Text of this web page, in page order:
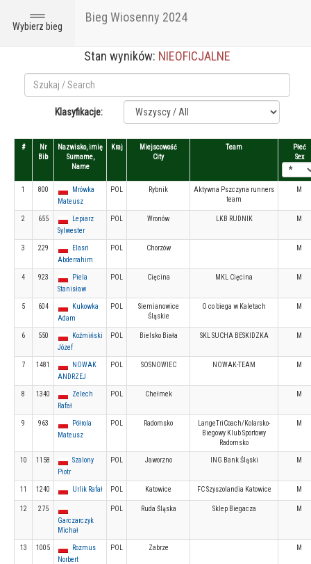
Toggle
navigation
Wybierz bieg
Bieg Wiosenny 2024
Stan wyników: NIEOFICJALNE
Klasyfikacje:
#
Nr
Bib
Nazwisko, imię
Surname,
Name
Kraj
Miejscowość
City
Team
Płeć
Sex
1 800
Mrówka
Mateusz
POL Rybnik
Aktywna Pszczyna runners
team
M
2 655
Lepiarz
Sylwester
POL Wronów LKB RUDNIK M
3 229
Elasri
Abderrahim
POL Chorzów M
4 923
Piela
Stanisław
POL Cięcina MKL Cięcina M
5 604
Kukowka
Adam
POL
Siemianowice
Śląskie
O co biega w Kaletach M
6 550
Koźmiński
Józef
POL Bielsko Biała SKL SUCHA BESKIDZKA M
7 1481
NOWAK
ANDRZEJ
POL SOSNOWIEC NOWAK-TEAM M
8 1340
Zelech
Rafał
POL Chełmek M
9 963
Półrola
Mateusz
POL Radomsko
LangeTriCoach/Kolarsko-
Biegowy Klub Sportowy
Radomsko
M
10 1158
Szalony
Piotr
POL Jaworzno ING Bank Śląski M
11 1240 Urlik Rafał POL Katowice FC Szyszolandia Katowice M
12
275
Garczarczyk
Michał
POL Ruda Śląska Sklep Biegacza M
13 1005
Rozmus
Norbert
POL Zabrze M